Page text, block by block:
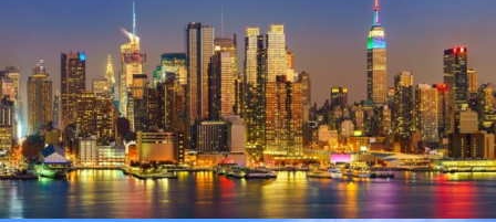
február 28, 2026 webcreative